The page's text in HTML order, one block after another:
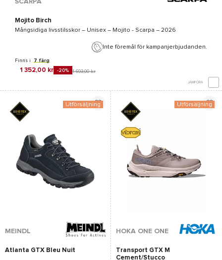
SCARPA
Mojito Birch
Mångsidiga livsstilsskor – Unisex – Mojito - Scarpa – 2026
Inte föremål för kampanjerbjudanden.
1 352,00 kr -20% 1 693,00 kr
Finns i 7 färg
JÄMFÖRA
Utförsäljning
MEINDL
Atlanta GTX Bleu Nuit
Utförsäljning
HOKA ONE ONE
Transport GTX M
Cement/Stucco